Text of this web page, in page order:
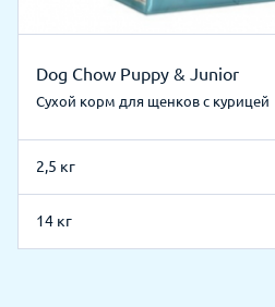
Dog Chow Puppy & Junior
Сухой корм для щенков с курицей
2,5 кг
14 кг